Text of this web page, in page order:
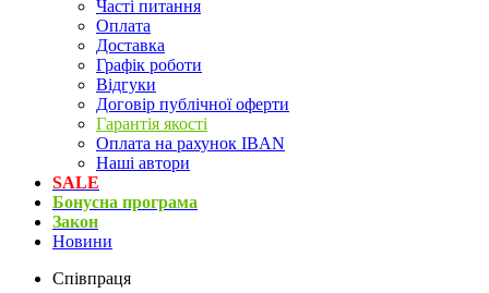
Часті питання
Оплата
Доставка
Графік роботи
Відгуки
Договір публічної оферти
Гарантія якості
Оплата на рахунок IBAN
Наші автори
SALE
Бонусна програма
Закон
Новини
Співпраця